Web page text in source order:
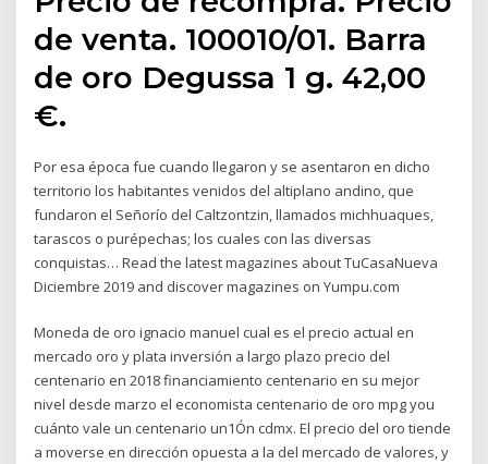
de venta. 100010/01. Barra
de oro Degussa 1 g. 42,00
€.
Por esa época fue cuando llegaron y se asentaron en dicho
territorio los habitantes venidos del altiplano andino, que
fundaron el Señorío del Caltzontzin, llamados michhuaques,
tarascos o purépechas; los cuales con las diversas
conquistas… Read the latest magazines about TuCasaNueva
Diciembre 2019 and discover magazines on Yumpu.com
Moneda de oro ignacio manuel cual es el precio actual en
mercado oro y plata inversión a largo plazo precio del
centenario en 2018 financiamiento centenario en su mejor
nivel desde marzo el economista centenario de oro mpg you
cuánto vale un centenario un1Ón cdmx. El precio del oro tiende
a moverse en dirección opuesta a la del mercado de valores, y